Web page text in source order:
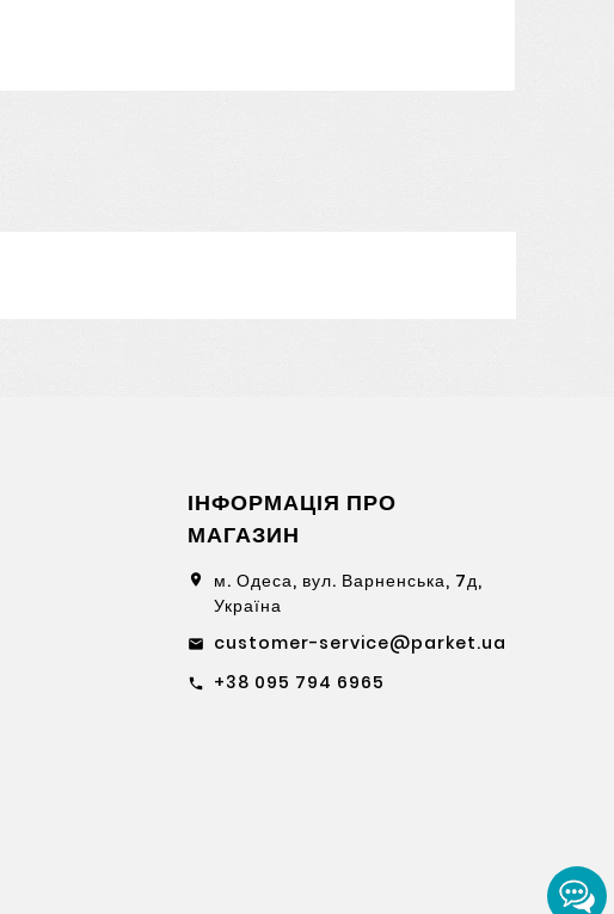
ІНФОРМАЦІЯ ПРО
МАГАЗИН
location_on
м. Одеса, вул. Варненська, 7д,
Україна
email customer-service@parket.ua
call +38 095 794 6965